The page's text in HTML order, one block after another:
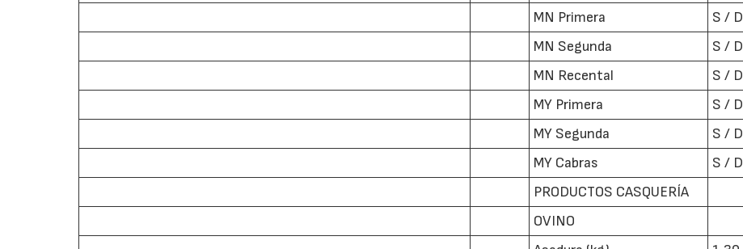
MN Primera
S / D
MN Segunda
S / D
MN Recental
S / D
MY Primera
S / D
MY Segunda
S / D
MY Cabras
S / D
PRODUCTOS CASQUERÍA
OVINO
29/07/2026